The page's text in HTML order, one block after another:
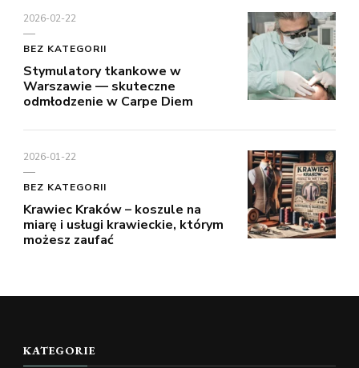
2026-02-22
BEZ KATEGORII
Stymulatory tkankowe w
Warszawie — skuteczne
odmłodzenie w Carpe Diem
2026-01-22
BEZ KATEGORII
Krawiec Kraków – koszule na
miarę i usługi krawieckie, którym
możesz zaufać
KATEGORIE